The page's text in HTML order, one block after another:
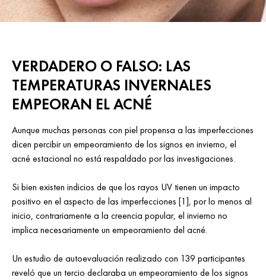
VERDADERO O FALSO: LAS
TEMPERATURAS INVERNALES
EMPEORAN EL ACNÉ
Aunque muchas personas con piel propensa a las imperfecciones
dicen percibir un empeoramiento de los signos en invierno, el
acné estacional no está respaldado por las investigaciones.
Si bien existen indicios de que los rayos UV tienen un impacto
positivo en el aspecto de las imperfecciones [1], por lo menos al
inicio, contrariamente a la creencia popular, el invierno no
implica necesariamente un empeoramiento del acné.
Un estudio de autoevaluación realizado con 139 participantes
reveló que un tercio declaraba un empeoramiento de los signos